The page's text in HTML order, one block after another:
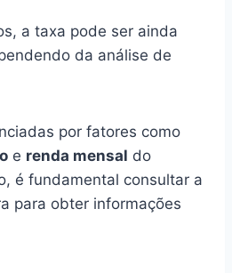
a taxa pode ser ainda
da análise de
por fatores como
e renda mensal do
é fundamental consultar a
para obter informações